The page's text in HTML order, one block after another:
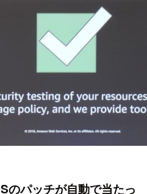
のパッチが自動で当たっ